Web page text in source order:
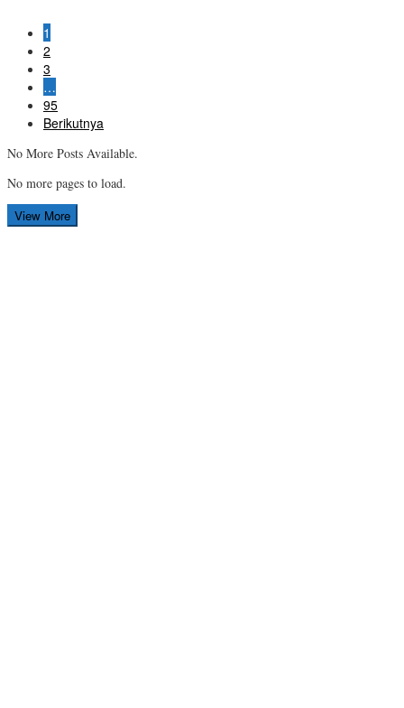
1
2
3
…
95
Berikutnya
No More Posts Available.
No more pages to load.
View More